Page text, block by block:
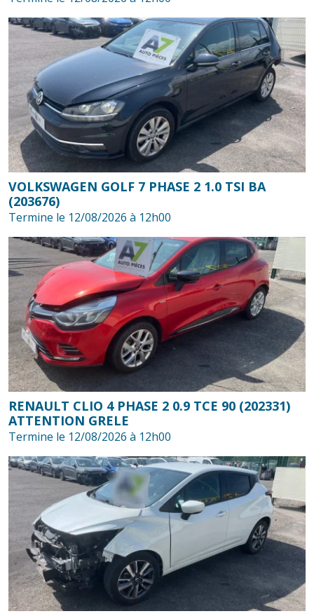
VOLKSWAGEN GOLF 7 PHASE 2 1.0 TSI BA
(203676)
Termine le 12/08/2026 à 12h00
RENAULT CLIO 4 PHASE 2 0.9 TCE 90 (202331)
ATTENTION GRELE
Termine le 12/08/2026 à 12h00